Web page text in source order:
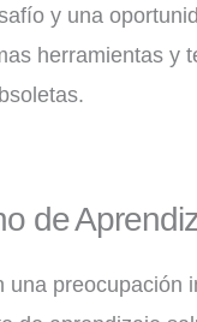
y una
herramientas y
de